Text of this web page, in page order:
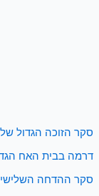
סקר הזוכה הגדול של
דרמה בבית האח
סקר ההדחה